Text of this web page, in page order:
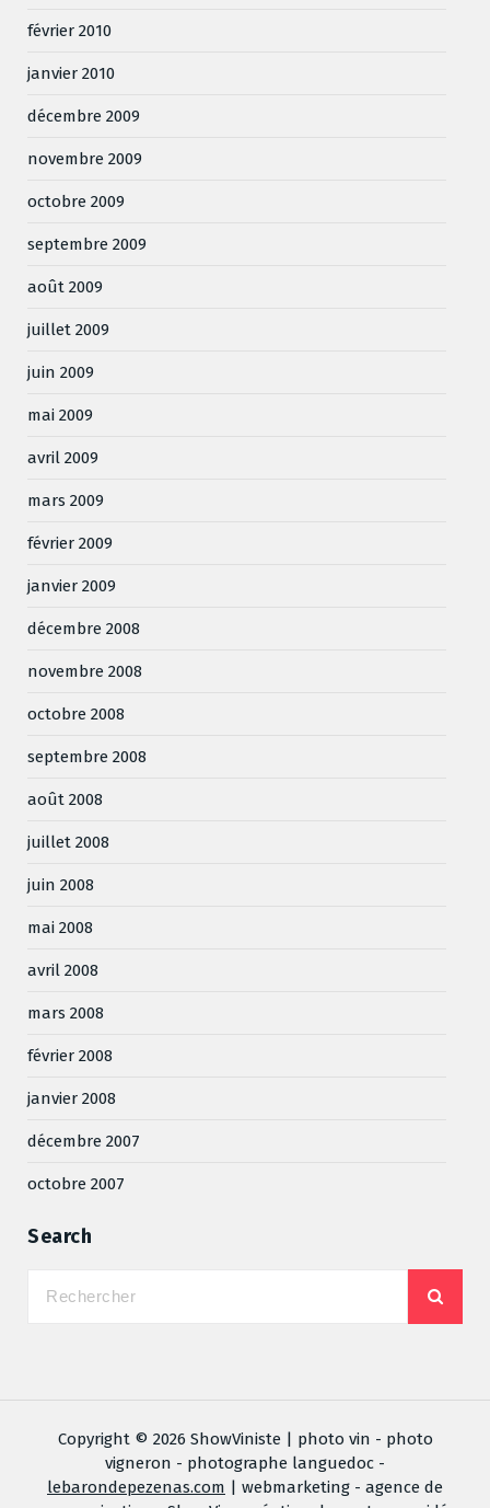
février 2010
janvier 2010
décembre 2009
novembre 2009
octobre 2009
septembre 2009
août 2009
juillet 2009
juin 2009
mai 2009
avril 2009
mars 2009
février 2009
janvier 2009
décembre 2008
novembre 2008
octobre 2008
septembre 2008
août 2008
juillet 2008
juin 2008
mai 2008
avril 2008
mars 2008
février 2008
janvier 2008
décembre 2007
octobre 2007
Search
Copyright © 2026 ShowViniste | photo vin - photo
vigneron - photographe languedoc -
lebarondepezenas.com | webmarketing - agence de